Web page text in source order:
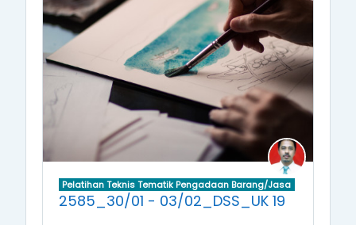
Pelatihan Teknis Tematik Pengadaan Barang/Jasa
2585_30/01 - 03/02_DSS_UK 19